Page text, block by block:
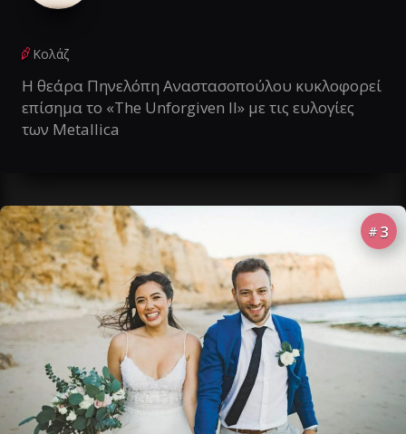
Κολάζ
Η θεάρα Πηνελόπη Αναστασοπούλου κυκλοφορεί
επίσημα το «The Unforgiven II» με τις ευλογίες
των Metallica
# 3